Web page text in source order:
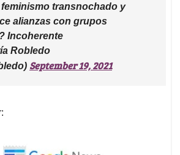
transnochado y
alianzas con grupos
Incoherente
Robledo
September 19, 2021